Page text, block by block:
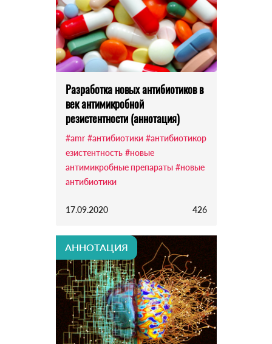
Разработка новых антибиотиков в
век антимикробной
резистентности (аннотация)
#amr #антибиотики #антибиотикор
езистентность #новые
антимикробные препараты #новые
антибиотики
17.09.2020 426
АННОТАЦИЯ